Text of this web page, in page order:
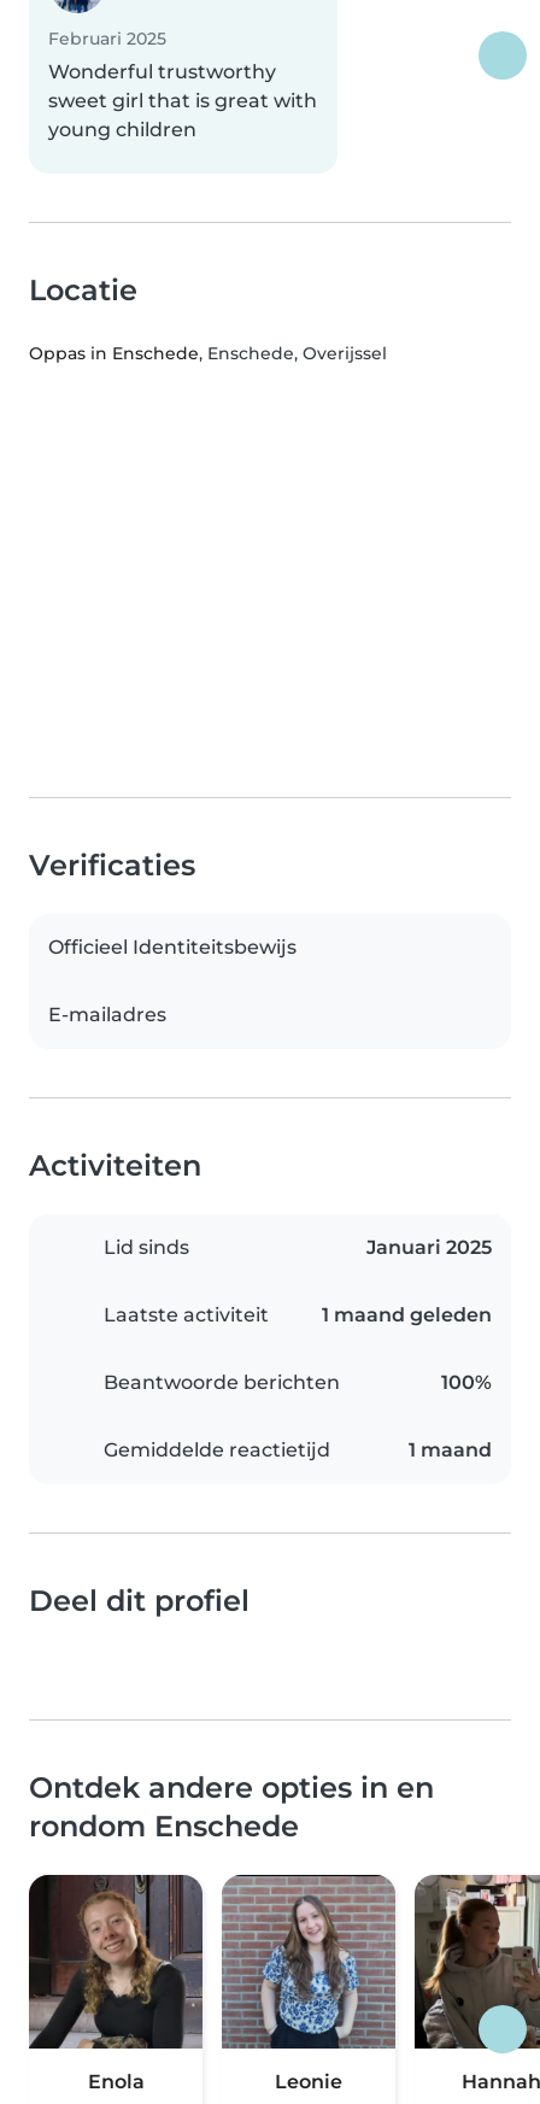
Februari 2025
Wonderful trustworthy
sweet girl that is great with
young children
Locatie
Oppas in Enschede, Enschede, Overijssel
Verificaties
Officieel Identiteitsbewijs
E-mailadres
Activiteiten
Lid sinds Januari 2025
Laatste activiteit 1 maand geleden
Beantwoorde berichten 100%
Gemiddelde reactietijd 1 maand
Deel dit profiel
Ontdek andere opties in en
rondom Enschede
Enola Leonie Hannah